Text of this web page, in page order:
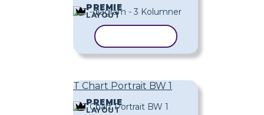
PREMIE
LAYOUT
T Chart Portrait BW 1
PREMIE
LAYOUT